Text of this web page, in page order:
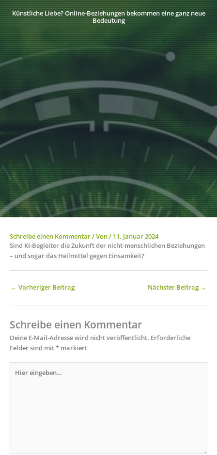
Künstliche Liebe? Online-Beziehungen bekommen eine ganz neue
Bedeutung
Schreibe einen Kommentar/ Von/ 11. Januar 2024
Sind KI-Begleiter die Zukunft der nicht-menschlichen Beziehungen
– und sogar das Heilmittel gegen Einsamkeit?
← Vorheriger Beitrag Nächster Beitrag →
Schreibe einen Kommentar
Deine E-Mail-Adresse wird nicht veröffentlicht. Erforderliche
Felder sind mit* markiert
eingeben…